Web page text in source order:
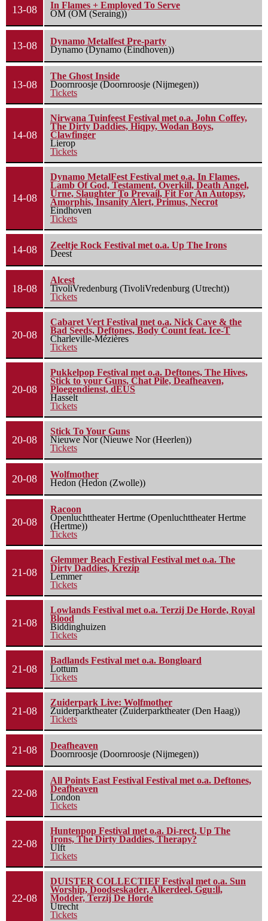
13-08
In Flames + Employed To Serve
OM (OM (Seraing))
13-08
Dynamo Metalfest Pre-party
Dynamo (Dynamo (Eindhoven))
13-08
The Ghost Inside
Doornroosje (Doornroosje (Nijmegen))
Tickets
14-08
Nirwana Tuinfeest Festival met o.a. John Coffey,
The Dirty Daddies, Hiqpy, Wodan Boys,
Clawfinger
Lierop
Tickets
14-08
Dynamo MetalFest Festival met o.a. In Flames,
Lamb Of God, Testament, Overkill, Death Angel,
Urne, Slaughter To Prevail, Fit For An Autopsy,
Amorphis, Insanity Alert, Primus, Necrot
Eindhoven
Tickets
14-08
Zeeltje Rock Festival met o.a. Up The Irons
Deest
18-08
Alcest
TivoliVredenburg (TivoliVredenburg (Utrecht))
Tickets
20-08
Cabaret Vert Festival met o.a. Nick Cave & the
Bad Seeds, Deftones, Body Count feat. Ice-T
Charleville-Mézières
Tickets
20-08
Pukkelpop Festival met o.a. Deftones, The Hives,
Stick to your Guns, Chat Pile, Deafheaven,
Ploegendienst, dEUS
Hasselt
Tickets
20-08
Stick To Your Guns
Nieuwe Nor (Nieuwe Nor (Heerlen))
Tickets
20-08
Wolfmother
Hedon (Hedon (Zwolle))
20-08
Racoon
Openluchttheater Hertme (Openluchttheater Hertme
(Hertme))
Tickets
21-08
Glemmer Beach Festival Festival met o.a. The
Dirty Daddies, Krezip
Lemmer
Tickets
21-08
Lowlands Festival met o.a. Terzij De Horde, Royal
Blood
Biddinghuizen
Tickets
21-08
Badlands Festival met o.a. Bongloard
Lottum
Tickets
21-08
Zuiderpark Live: Wolfmother
Zuiderparktheater (Zuiderparktheater (Den Haag))
Tickets
21-08
Deafheaven
Doornroosje (Doornroosje (Nijmegen))
22-08
All Points East Festival Festival met o.a. Deftones,
Deafheaven
London
Tickets
22-08
Huntenpop Festival met o.a. Di-rect, Up The
Irons, The Dirty Daddies, Therapy?
Ulft
Tickets
22-08
DUISTER COLLECTIEF Festival met o.a. Sun
Worship, Doodseskader, Alkerdeel, Ggu:ll,
Modder, Terzij De Horde
Utrecht
Tickets